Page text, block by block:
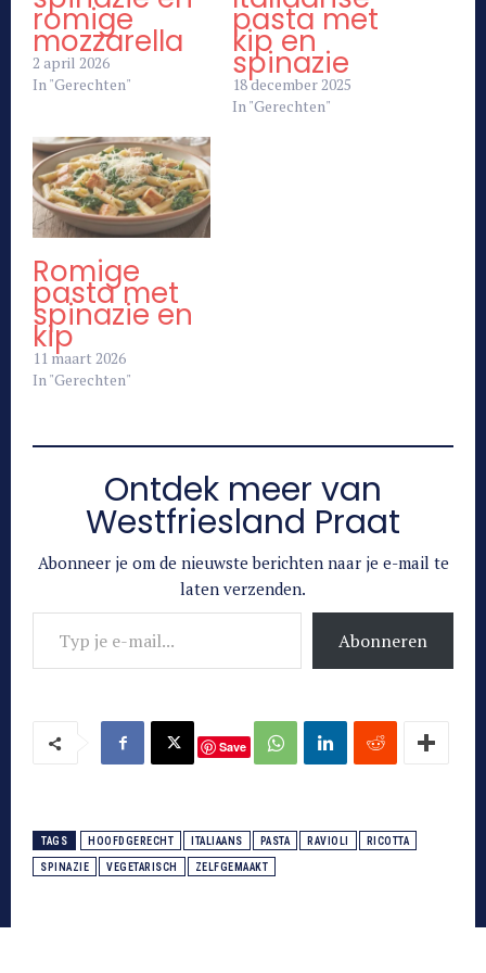
romige
mozzarella
2 april 2026
In "Gerechten"
pasta met
kip en
spinazie
18 december 2025
In "Gerechten"
Romige
pasta met
spinazie en
kip
11 maart 2026
In "Gerechten"
Ontdek meer van
Westfriesland Praat
Abonneer je om de nieuwste berichten naar je e-mail te
laten verzenden.
Typ je e-mail...
Abonneren
Save
TAGS HOOFDGERECHT ITALIAANS PASTA RAVIOLI RICOTTA
SPINAZIE VEGETARISCH ZELFGEMAAKT